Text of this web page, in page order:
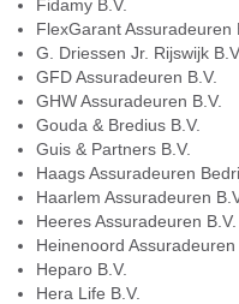
Fidamy B.V.
FlexGarant Assuradeuren
G. Driessen Jr. Rijswijk B.V.
GFD Assuradeuren B.V.
GHW Assuradeuren B.V.
Gouda & Bredius B.V.
Guis & Partners B.V.
Haags Assuradeuren
Haarlem Assuradeuren
Heeres Assuradeuren B.V.
Heinenoord Assuradeuren
Heparo B.V.
Hera Life B.V.